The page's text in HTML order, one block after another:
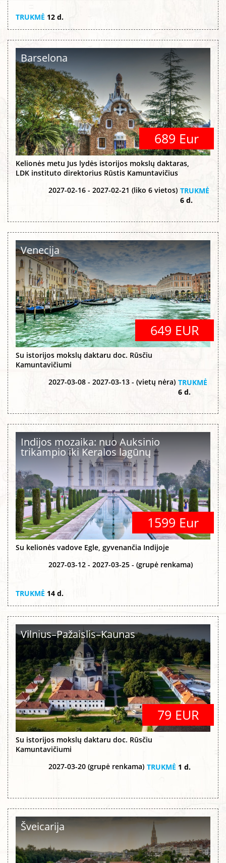
TRUKMĖ 12 d.
Barselona
689 Eur
Kelionės metu Jus lydės istorijos mokslų daktaras,
LDK instituto direktorius Rūstis Kamuntavičius
2027-02-16 - 2027-02-21 (liko 6 vietos) TRUKMĖ
6 d.
Venecija
649 EUR
Su istorijos mokslų daktaru doc. Rūsčiu
Kamuntavičiumi
2027-03-08 - 2027-03-13 - (vietų nėra) TRUKMĖ
6 d.
Indijos mozaika: nuo Auksinio
trikampio iki Keralos lagūnų
1599 Eur
Su kelionės vadove Egle, gyvenančia Indijoje
2027-03-12 - 2027-03-25 - (grupė renkama)
TRUKMĖ 14 d.
Vilnius–Pažaislis–Kaunas
79 EUR
Su istorijos mokslų daktaru doc. Rūsčiu
Kamuntavičiumi
2027-03-20 (grupė renkama) TRUKMĖ 1 d.
Šveicarija